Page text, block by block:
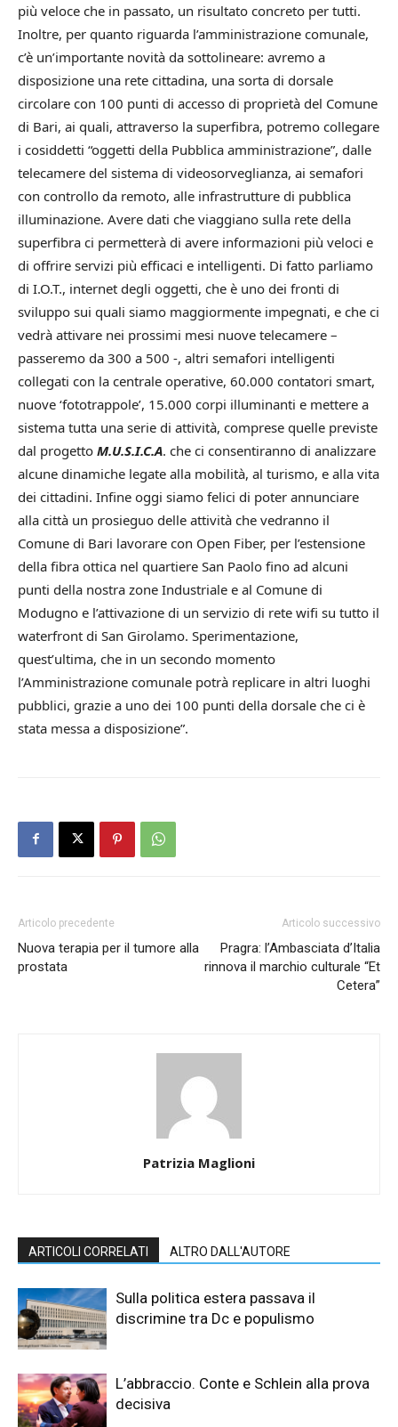
più veloce che in passato, un risultato concreto per tutti.
Inoltre, per quanto riguarda l’amministrazione comunale,
c’è un’importante novità da sottolineare: avremo a
disposizione una rete cittadina, una sorta di dorsale
circolare con 100 punti di accesso di proprietà del Comune
di Bari, ai quali, attraverso la superfibra, potremo collegare
i cosiddetti “oggetti della Pubblica amministrazione”, dalle
telecamere del sistema di videosorveglianza, ai semafori
con controllo da remoto, alle infrastrutture di pubblica
illuminazione. Avere dati che viaggiano sulla rete della
superfibra ci permetterà di avere informazioni più veloci e
di offrire servizi più efficaci e intelligenti. Di fatto parliamo
di I.O.T., internet degli oggetti, che è uno dei fronti di
sviluppo sui quali siamo maggiormente impegnati, e che ci
vedrà attivare nei prossimi mesi nuove telecamere –
passeremo da 300 a 500 -, altri semafori intelligenti
collegati con la centrale operative, 60.000 contatori smart,
nuove ‘fototrappole’, 15.000 corpi illuminanti e mettere a
sistema tutta una serie di attività, comprese quelle previste
dal progetto M.U.S.I.C.A. che ci consentiranno di analizzare
alcune dinamiche legate alla mobilità, al turismo, e alla vita
dei cittadini. Infine oggi siamo felici di poter annunciare
alla città un prosieguo delle attività che vedranno il
Comune di Bari lavorare con Open Fiber, per l’estensione
della fibra ottica nel quartiere San Paolo fino ad alcuni
punti della nostra zone Industriale e al Comune di
Modugno e l’attivazione di un servizio di rete wifi su tutto il
waterfront di San Girolamo. Sperimentazione,
quest’ultima, che in un secondo momento
l’Amministrazione comunale potrà replicare in altri luoghi
pubblici, grazie a uno dei 100 punti della dorsale che ci è
stata messa a disposizione”.
Articolo precedente
Nuova terapia per il tumore alla
prostata
Articolo successivo
Pragra: l’Ambasciata d’Italia
rinnova il marchio culturale “Et
Cetera”
Patrizia Maglioni
ARTICOLI CORRELATI ALTRO DALL'AUTORE
Sulla politica estera passava il
discrimine tra Dc e populismo
L’abbraccio. Conte e Schlein alla prova
decisiva